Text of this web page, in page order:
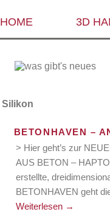
HOME 3D
Silikon
BETONHAVEN –
> Hier geht’s zur
AUS BETON –
erstellte,
BETONHAVEN geht
Weiterlesen →